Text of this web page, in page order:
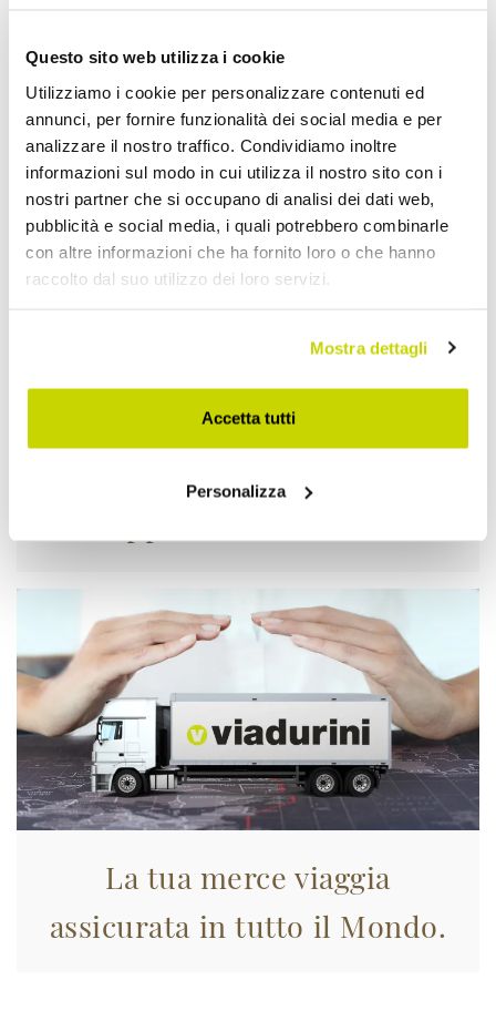
Questo sito web utilizza i cookie
Utilizziamo i cookie per personalizzare contenuti ed
annunci, per fornire funzionalità dei social media e per
analizzare il nostro traffico. Condividiamo inoltre
informazioni sul modo in cui utilizza il nostro sito con i
nostri partner che si occupano di analisi dei dati web,
pubblicità e social media, i quali potrebbero combinarle
con altre informazioni che ha fornito loro o che hanno
raccolto dal suo utilizzo dei loro servizi.
Mostra dettagli
Accetta tutti
Personalizza
La tua merce viaggia
assicurata in tutto il Mondo.